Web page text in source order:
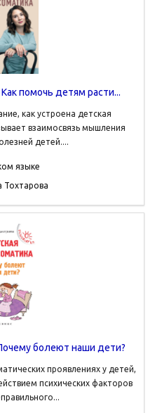
помочь детям расти...
как устроена детская
взаимосвязь мышления
детей....
языке
Тохтарова
болеют наши дети?
проявлениях у детей,
психических факторов